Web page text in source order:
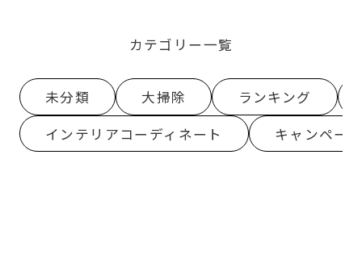
カテゴリー一覧
未分類 大掃除
ランキング
インテリアコーディネート
キャンペー